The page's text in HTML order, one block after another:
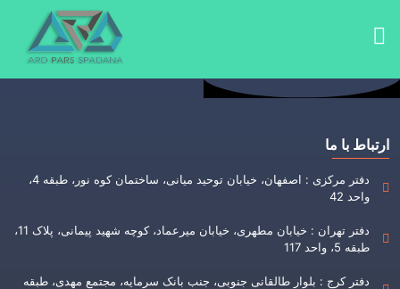
ارتباط با ما
دفتر مرکزی : اصفهان، خیابان توحید میانی، ساختمان کوه نور، طبقه 4،
واحد 42
دفتر تهران : خیابان مطهری، خیابان میرعماد، کوچه شهید پیمانی، پلاک 11،
طبقه 5، واحد 117
دفتر کرج : بلوار طالقانی جنوبی، جنب بانک سرمایه، مجتمع مهدی، طبقه